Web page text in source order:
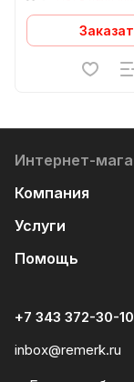
Интернет-
Компания
Услуги
Помощь
+7 343 372-30-10
inbox@remerk.ru